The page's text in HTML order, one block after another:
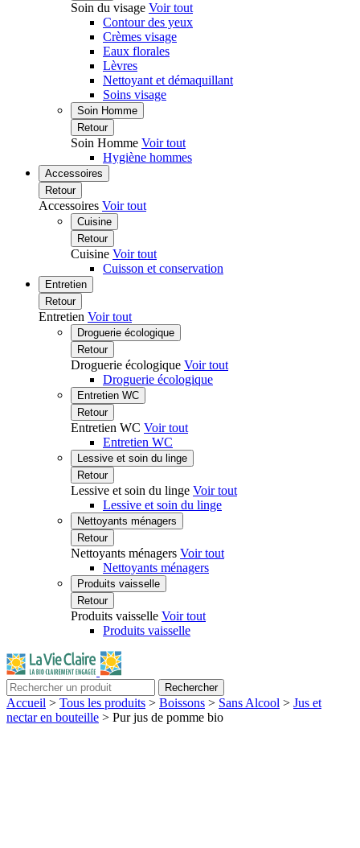
Soin du visage Voir tout
Contour des yeux
Crèmes visage
Eaux florales
Lèvres
Nettoyant et démaquillant
Soins visage
Soin Homme
Retour
Soin Homme Voir tout
Hygiène hommes
Accessoires
Retour
Accessoires Voir tout
Cuisine
Retour
Cuisine Voir tout
Cuisson et conservation
Entretien
Retour
Entretien Voir tout
Droguerie écologique
Retour
Droguerie écologique Voir tout
Droguerie écologique
Entretien WC
Retour
Entretien WC Voir tout
Entretien WC
Lessive et soin du linge
Retour
Lessive et soin du linge Voir tout
Lessive et soin du linge
Nettoyants ménagers
Retour
Nettoyants ménagers Voir tout
Nettoyants ménagers
Produits vaisselle
Retour
Produits vaisselle Voir tout
Produits vaisselle
Rechercher
Accueil > Tous les produits > Boissons > Sans Alcool > Jus et
nectar en bouteille > Pur jus de pomme bio